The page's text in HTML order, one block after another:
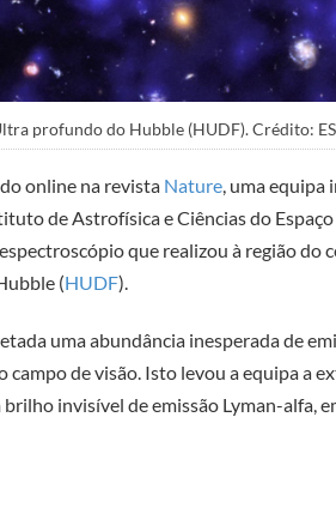
profundo do Hubble (HUDF). Crédito:
online na revista Nature, uma equipa
de Astrofísica e Ciências do
que realizou à região do
(HUDF).
uma abundância inesperada de
campo de visão. Isto levou a equipa a
invisível de emissão Lyman-alfa,